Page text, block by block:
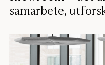
samarbete,